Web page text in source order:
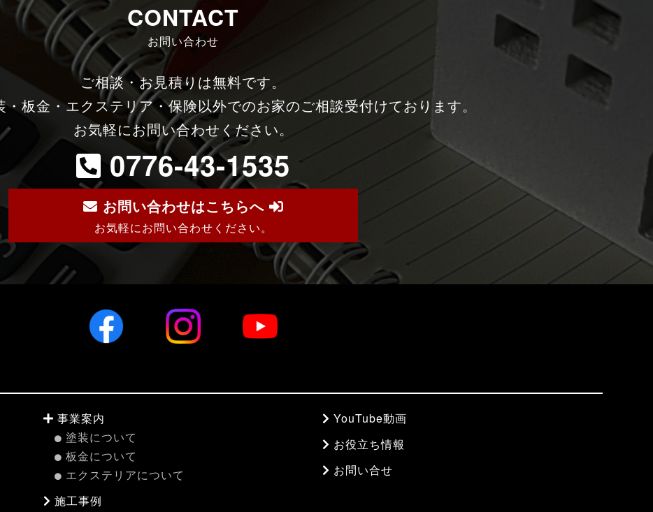
CONTACT
お問い合わせ
ご相談・お見積りは無料です。
板金・エクステリア・保険以外でのお家のご相談受付けております。
お気軽にお問い合わせください。
0776-43-1535
お問い合わせはこちらへ
お気軽にお問い合わせください。
事業案内
塗装について
板金について
エクステリアについて
施工事例
YouTube動画
お役立ち情報
お問い合せ